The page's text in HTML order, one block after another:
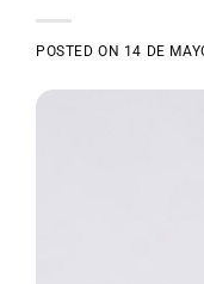
POSTED ON 14 DE